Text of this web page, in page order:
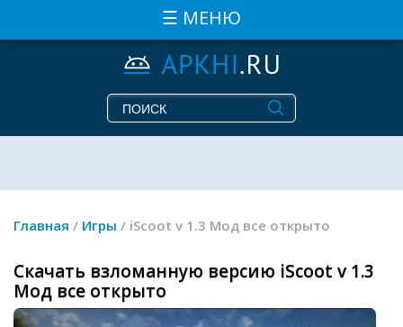
☰ МЕНЮ
Главная / Игры / iScoot v 1.3 Мод все открыто
Скачать взломанную версию iScoot v 1.3
Мод все открыто